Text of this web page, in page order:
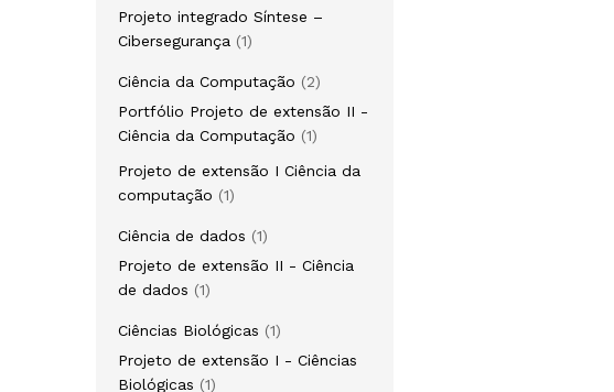
Projeto integrado Síntese –
Cibersegurança
11
Ciência da Computação
22
produtos
Portfólio Projeto de extensão II -
Ciência da Computação
11
Projeto de extensão I Ciência da
computação
11
Ciência de dados
11
produto
Projeto de extensão II - Ciência
de dados
11
Ciências Biológicas
11
produto
Projeto de extensão I - Ciências
Biológicas
11